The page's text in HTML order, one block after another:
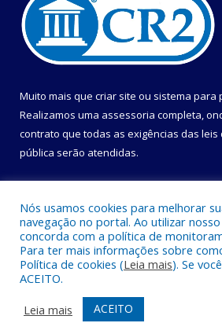
Muito mais que criar site ou sistema para
Realizamos uma assessoria completa,
contrato que todas as exigências das leis
pública serão atendidas.
Todos os direitos reservados a
Mapa do Site
Acessar Área
Nós usamos cookies para melhorar
navegação no portal. Ao utilizar
concorda com a política de
Para ter mais informações sobre
Política de cookies (Leia mais). Se
ACEITO.
Leia mais
ACEITO